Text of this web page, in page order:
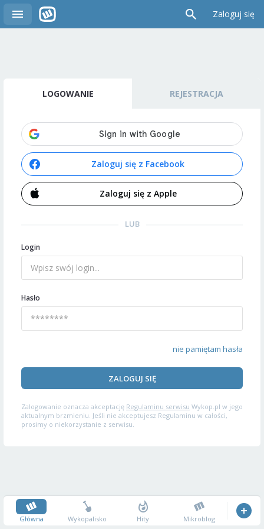
Zaloguj się
LOGOWANIE REJESTRACJA
Zaloguj się z Facebook
Zaloguj się z Apple
LUB
Login
Hasło
nie pamiętam hasła
ZALOGUJ SIĘ
Zalogowanie oznacza akceptację Regulaminu serwisu Wykop.pl w jego
aktualnym brzmieniu. Jeśli nie akceptujesz Regulaminu w całości,
prosimy o niekorzystanie z serwisu.
Główna Wykopalisko Hity Mikroblog